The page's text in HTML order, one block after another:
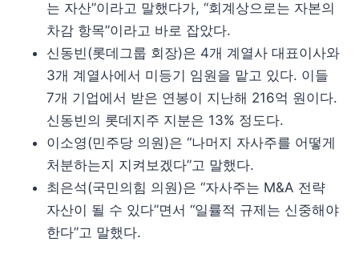
는 자산”이라고 말했다가, “회계상으로는 자본의
차감 항목”이라고 바로 잡았다.
신동빈(롯데그룹 회장)은 4개 계열사 대표이사와
3개 계열사에서 미등기 임원을 맡고 있다. 이들
7개 기업에서 받은 연봉이 지난해 216억 원이다.
신동빈의 롯데지주 지분은 13% 정도다.
이소영(민주당 의원)은 “나머지 자사주를 어떻게
처분하는지 지켜보겠다”고 말했다.
최은석(국민의힘 의원)은 “자사주는 M&A 전략
자산이 될 수 있다”면서 “일률적 규제는 신중해야
한다”고 말했다.